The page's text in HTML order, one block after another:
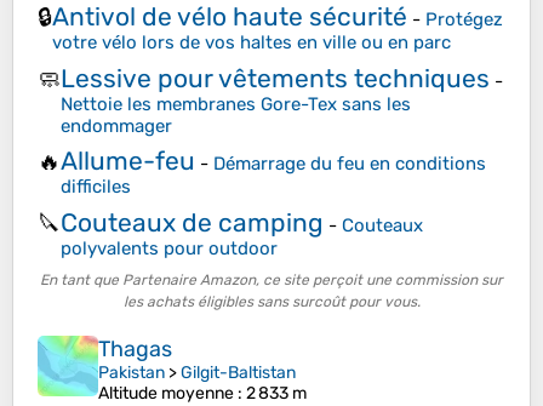
🔒Antivol de vélo haute sécurité - Protégez
votre vélo lors de vos haltes en ville ou en parc
🧼Lessive pour vêtements techniques -
Nettoie les membranes Gore-Tex sans les
endommager
🔥Allume-feu - Démarrage du feu en conditions
difficiles
🔪Couteaux de camping - Couteaux
polyvalents pour outdoor
En tant que Partenaire Amazon, ce site perçoit une commission sur
les achats éligibles sans surcoût pour vous.
Thagas
Pakistan >Gilgit-Baltistan
Altitude moyenne : 2 833 m